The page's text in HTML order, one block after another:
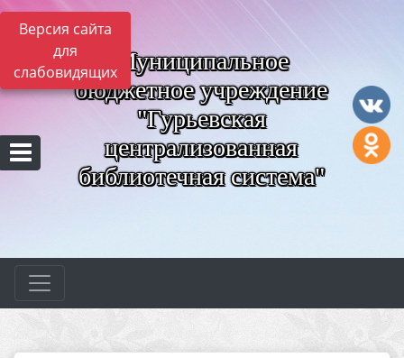
Версия сайта
для
слабовидящих Муниципальное
бюджетное учреждение
"Гурьевская
централизованная
библиотечная система"